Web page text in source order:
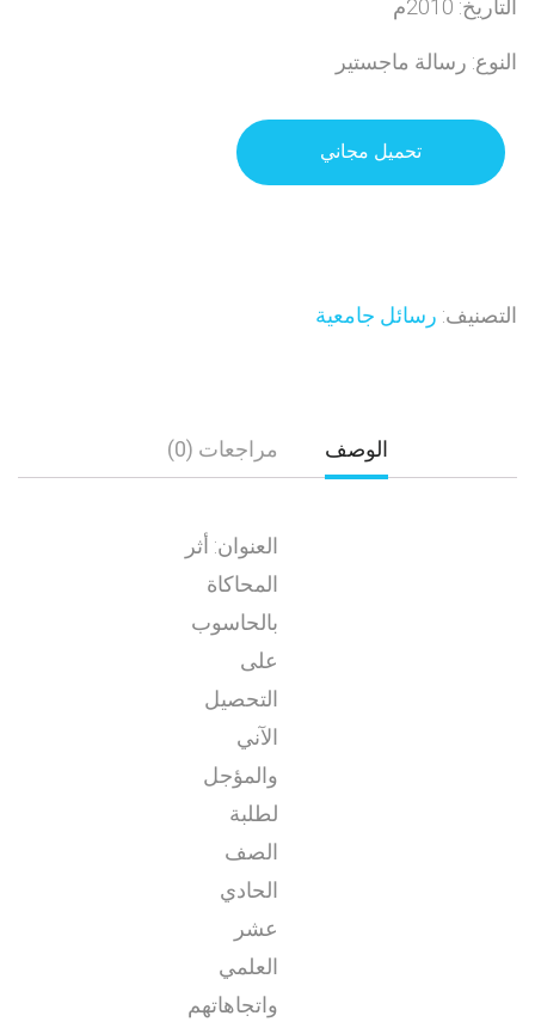
التاريخ: 2010م
النوع: رسالة ماجستير
تحميل مجاني
التصنيف: رسائل جامعية
الوصف مراجعات (0)
العنوان: أثر
المحاكاة
بالحاسوب
على
التحصيل
الآني
والمؤجل
لطلبة
الصف
الحادي
عشر
العلمي
واتجاهاتهم